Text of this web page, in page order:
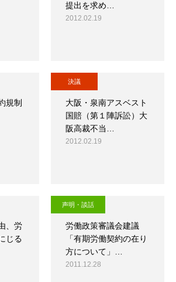
提出を求め…
2012.02.19
規制
決議
大阪・泉南アスベスト
国賠（第１陣訴訟）大
阪高裁不当…
2012.02.19
、労
じる
声明・談話
労働政策審議会建議
「有期労働契約の在り
方について」…
2011.12.28